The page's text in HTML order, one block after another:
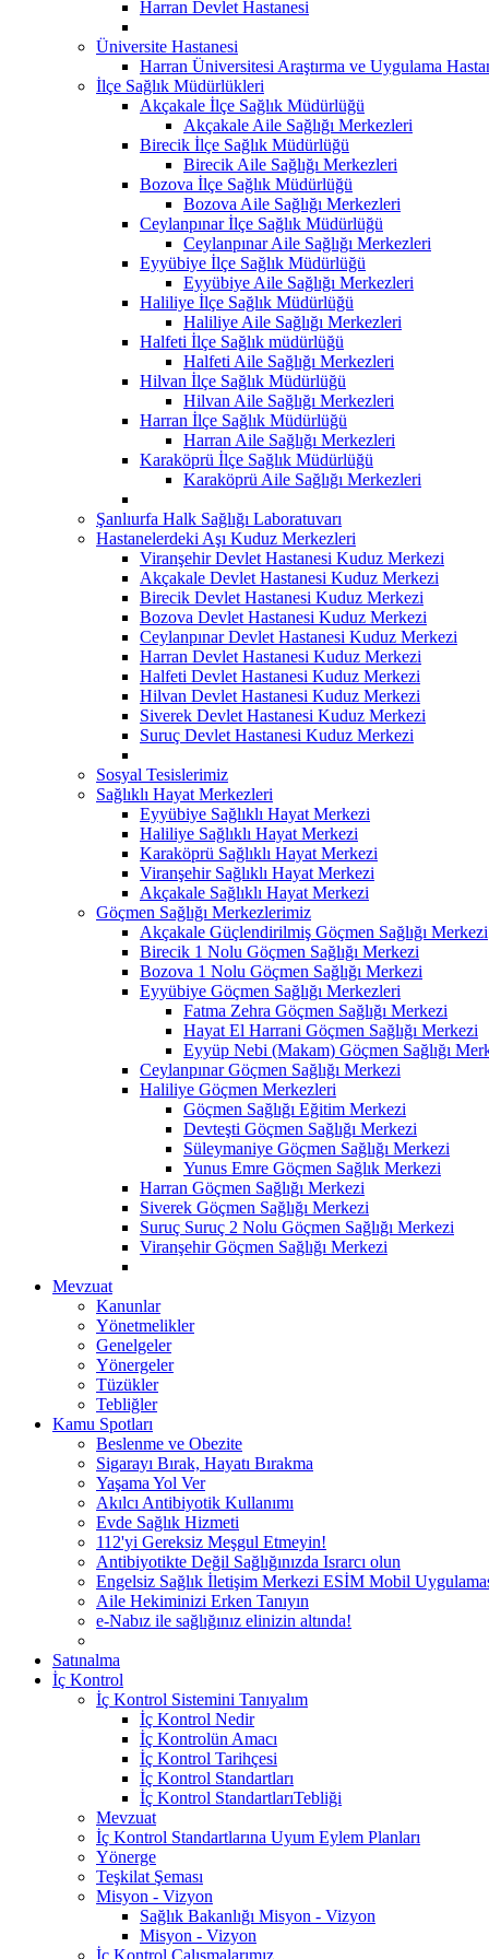
Harran Devlet Hastanesi
Üniversite Hastanesi
Harran Üniversitesi Araştırma ve Uygulama
İlçe Sağlık Müdürlükleri
Akçakale İlçe Sağlık Müdürlüğü
Akçakale Aile Sağlığı Merkezleri
Birecik İlçe Sağlık Müdürlüğü
Birecik Aile Sağlığı Merkezleri
Bozova İlçe Sağlık Müdürlüğü
Bozova Aile Sağlığı Merkezleri
Ceylanpınar İlçe Sağlık Müdürlüğü
Ceylanpınar Aile Sağlığı Merkezleri
Eyyübiye İlçe Sağlık Müdürlüğü
Eyyübiye Aile Sağlığı Merkezleri
Haliliye İlçe Sağlık Müdürlüğü
Haliliye Aile Sağlığı Merkezleri
Halfeti İlçe Sağlık müdürlüğü
Halfeti Aile Sağlığı Merkezleri
Hilvan İlçe Sağlık Müdürlüğü
Hilvan Aile Sağlığı Merkezleri
Harran İlçe Sağlık Müdürlüğü
Harran Aile Sağlığı Merkezleri
Karaköprü İlçe Sağlık Müdürlüğü
Karaköprü Aile Sağlığı Merkezleri
Şanlıurfa Halk Sağlığı Laboratuvarı
Hastanelerdeki Aşı Kuduz Merkezleri
Viranşehir Devlet Hastanesi Kuduz Merkezi
Akçakale Devlet Hastanesi Kuduz Merkezi
Birecik Devlet Hastanesi Kuduz Merkezi
Bozova Devlet Hastanesi Kuduz Merkezi
Ceylanpınar Devlet Hastanesi Kuduz Merkezi
Harran Devlet Hastanesi Kuduz Merkezi
Halfeti Devlet Hastanesi Kuduz Merkezi
Hilvan Devlet Hastanesi Kuduz Merkezi
Siverek Devlet Hastanesi Kuduz Merkezi
Suruç Devlet Hastanesi Kuduz Merkezi
Sosyal Tesislerimiz
Sağlıklı Hayat Merkezleri
Eyyübiye Sağlıklı Hayat Merkezi
Haliliye Sağlıklı Hayat Merkezi
Karaköprü Sağlıklı Hayat Merkezi
Viranşehir Sağlıklı Hayat Merkezi
Akçakale Sağlıklı Hayat Merkezi
Göçmen Sağlığı Merkezlerimiz
Akçakale Güçlendirilmiş Göçmen Sağlığı Merkezi
Birecik 1 Nolu Göçmen Sağlığı Merkezi
Bozova 1 Nolu Göçmen Sağlığı Merkezi
Eyyübiye Göçmen Sağlığı Merkezleri
Fatma Zehra Göçmen Sağlığı Merkezi
Hayat El Harrani Göçmen Sağlığı Merkezi
Eyyüp Nebi (Makam) Göçmen Sağlığı
Ceylanpınar Göçmen Sağlığı Merkezi
Haliliye Göçmen Merkezleri
Göçmen Sağlığı Eğitim Merkezi
Devteşti Göçmen Sağlığı Merkezi
Süleymaniye Göçmen Sağlığı Merkezi
Yunus Emre Göçmen Sağlık Merkezi
Harran Göçmen Sağlığı Merkezi
Siverek Göçmen Sağlığı Merkezi
Suruç Suruç 2 Nolu Göçmen Sağlığı Merkezi
Viranşehir Göçmen Sağlığı Merkezi
Mevzuat
Kanunlar
Yönetmelikler
Genelgeler
Yönergeler
Tüzükler
Tebliğler
Kamu Spotları
Beslenme ve Obezite
Sigarayı Bırak, Hayatı Bırakma
Yaşama Yol Ver
Akılcı Antibiyotik Kullanımı
Evde Sağlık Hizmeti
112'yi Gereksiz Meşgul Etmeyin!
Antibiyotikte Değil Sağlığınızda Israrcı olun
Engelsiz Sağlık İletişim Merkezi ESİM Mobil
Aile Hekiminizi Erken Tanıyın
e-Nabız ile sağlığınız elinizin altında!
Satınalma
İç Kontrol
İç Kontrol Sistemini Tanıyalım
İç Kontrol Nedir
İç Kontrolün Amacı
İç Kontrol Tarihçesi
İç Kontrol Standartları
İç Kontrol StandartlarıTebliği
Mevzuat
İç Kontrol Standartlarına Uyum Eylem Planları
Yönerge
Teşkilat Şeması
Misyon - Vizyon
Sağlık Bakanlığı Misyon - Vizyon
Misyon - Vizyon
İç Kontrol Çalışmalarımız